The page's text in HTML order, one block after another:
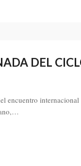
DEL
encuentro